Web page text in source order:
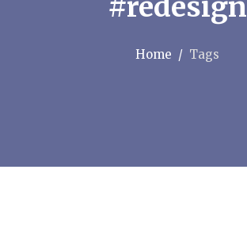
#redesign
Home Tags